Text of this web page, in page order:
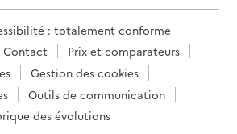
: totalement conforme
Contact
Prix et comparateurs
Gestion des cookies
Outils de communication
des évolutions